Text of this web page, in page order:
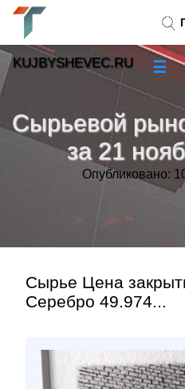
Сырьевой
за 21
Опубликовано:
Сырье Цена
Серебро 49.974...
KUJBYSHEVEC.RU ☰
»
Тренды новостей »
»
Контакт»